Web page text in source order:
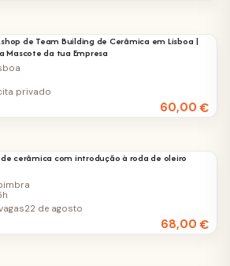
de Team Building de Cerâmica em Lisboa |
Mascote da tua Empresa
60,00€
privado
cerâmica com introdução à roda de oleiro
68,00€
22 de agosto